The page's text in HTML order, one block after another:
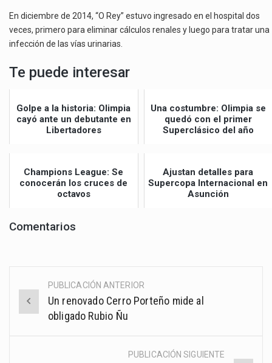
En diciembre de 2014, “O Rey” estuvo ingresado en el hospital dos
veces, primero para eliminar cálculos renales y luego para tratar una
infección de las vías urinarias.
Te puede interesar
Golpe a la historia: Olimpia
cayó ante un debutante en
Libertadores
Una costumbre: Olimpia se
quedó con el primer
Superclásico del año
Champions League: Se
conocerán los cruces de
octavos
Ajustan detalles para
Supercopa Internacional en
Asunción
Comentarios
Post
navigation
PUBLICACIÓN ANTERIOR
Un renovado Cerro Porteño mide al
obligado Rubio Ñu
PUBLICACIÓN SIGUIENTE